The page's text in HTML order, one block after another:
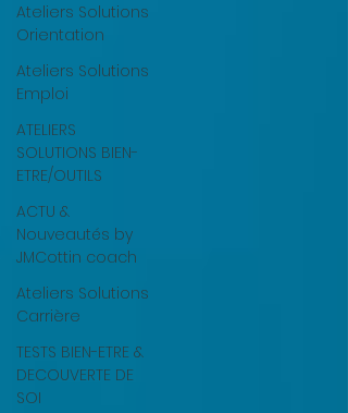
Ateliers Solutions
Orientation
Ateliers Solutions
Emploi
ATELIERS
SOLUTIONS BIEN-
ETRE/OUTILS
ACTU &
Nouveautés by
JMCottin coach
Ateliers Solutions
Carrière
TESTS BIEN-ETRE &
DECOUVERTE DE
SOI